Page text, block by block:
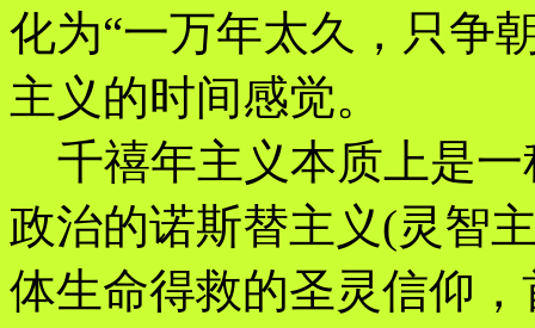
化为“一万年太久，只争
主义的时间感觉。
千禧年主义本质上是
政治的诺斯替主义(灵智
体生命得救的圣灵信仰